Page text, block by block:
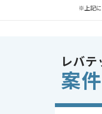
※上記に
この案件のポイント 業務内
特徴
レバテ
案